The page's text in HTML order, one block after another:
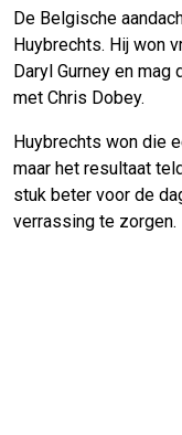
De Belgische
Huybrechts. Hij won
Daryl Gurney en
met Chris Dobey.
Huybrechts won die
maar het resultaat
stuk beter voor de
verrassing te zorgen.